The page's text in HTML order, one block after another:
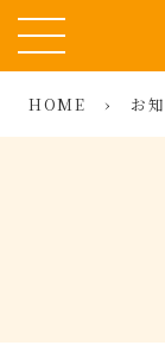
HOME › お